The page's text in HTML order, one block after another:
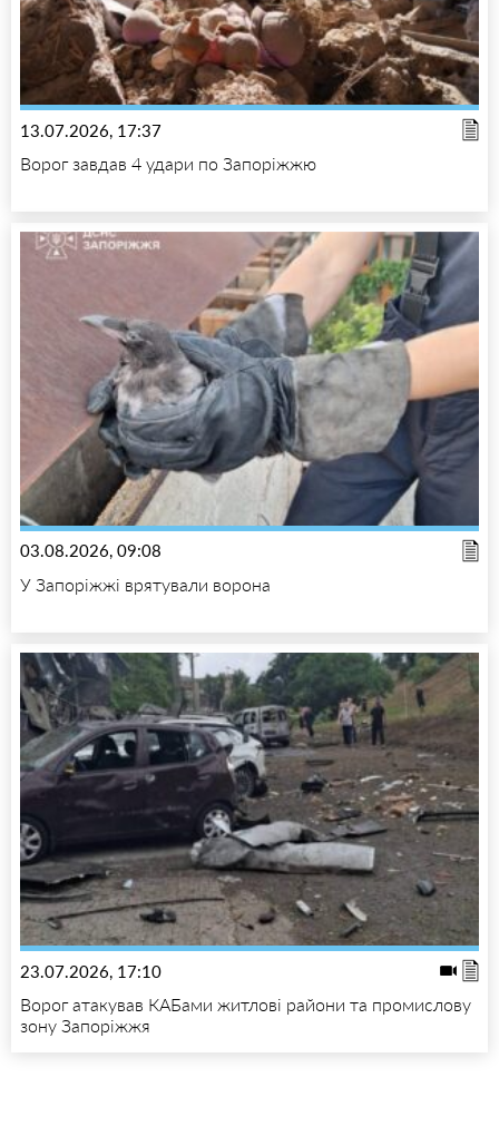
13.07.2026, 17:37
Ворог завдав 4 удари по Запоріжжю
03.08.2026, 09:08
У Запоріжжі врятували ворона
23.07.2026, 17:10
Ворог атакував КАБами житлові райони та промислову
зону Запоріжжя